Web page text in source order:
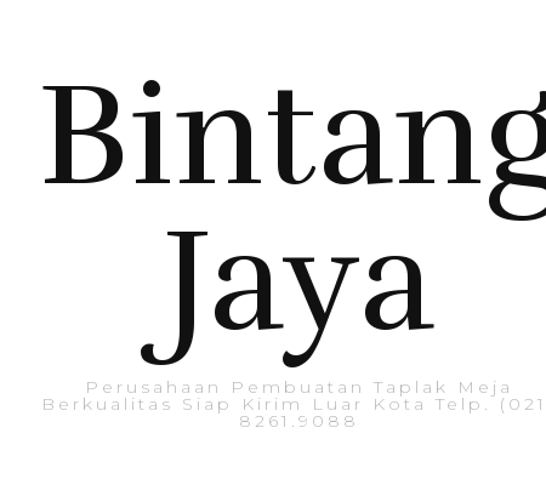
Jaya
Perusahaan Pembuatan Taplak Meja
Berkualitas Siap Kirim Luar Kota Telp.
8261.9088